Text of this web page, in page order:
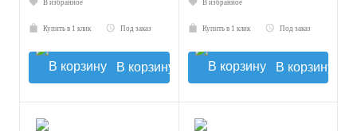
В избранное
Купить в 1 клик Под заказ
В корзину
В избранное
Купить в 1 клик Под заказ
В корзину